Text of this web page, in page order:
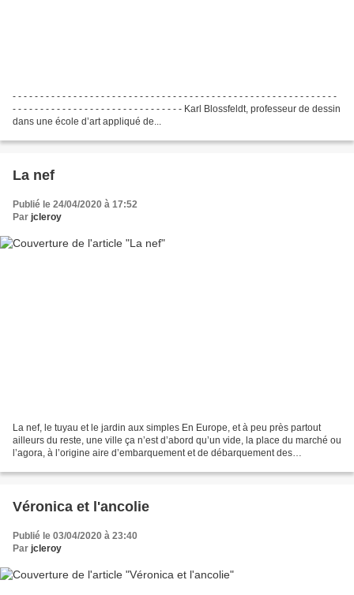
- - - - - - - - - - - - - - - - - - - - - - - - - - - - - - - - - - - - - - - - - - - - - - - - - - - - - - - - - - -
- - - - - - - - - - - - - - - - - - - - - - - - - - - - - - - Karl Blossfeldt, professeur de dessin
dans une école d’art appliqué de...
La nef
Publié le 24/04/2020 à 17:52
Par jcleroy
La nef, le tuyau et le jardin aux simples En Europe, et à peu près partout
ailleurs du reste, une ville ça n’est d’abord qu’un vide, la place du marché ou
l’agora, à l’origine aire d’embarquement et de débarquement des
Véronica et l'ancolie
Publié le 03/04/2020 à 23:40
Par jcleroy